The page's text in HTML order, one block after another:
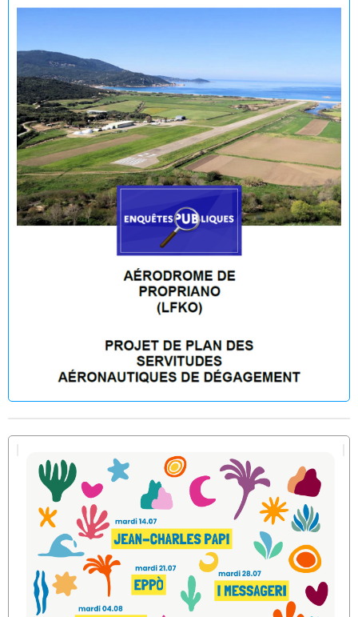
Fermeture temporaire de la baignade Plage du Lido -
Purraja par mesure de précaution
Décision du Maire du 09 juillet 2026